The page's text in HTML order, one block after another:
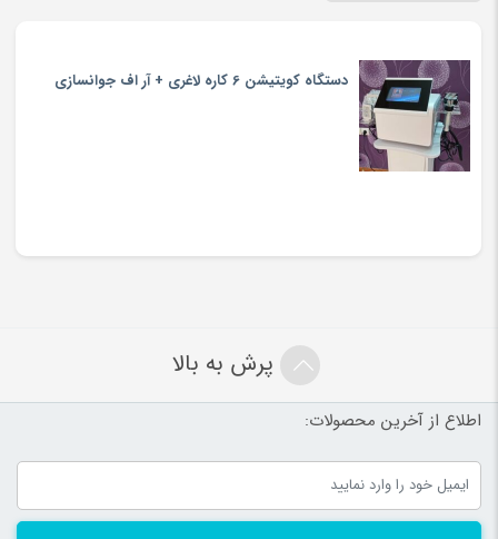
دستگاه کویتیشن 6 کاره لاغری + آر اف جوانسازی
پرش به بالا
اطلاع از آخرین محصولات: